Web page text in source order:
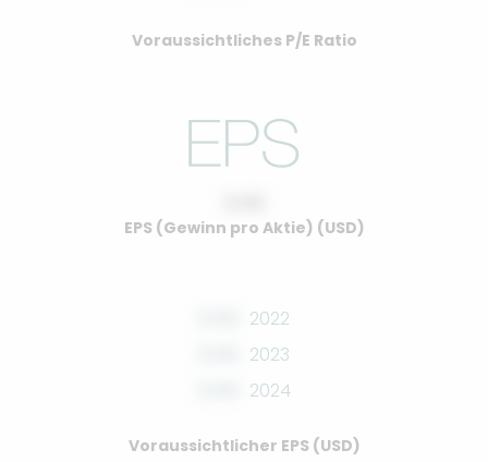
Voraussichtliches P/E Ratio
EPS (Gewinn pro Aktie) (USD)
2022
2023
2024
Voraussichtlicher EPS (USD)